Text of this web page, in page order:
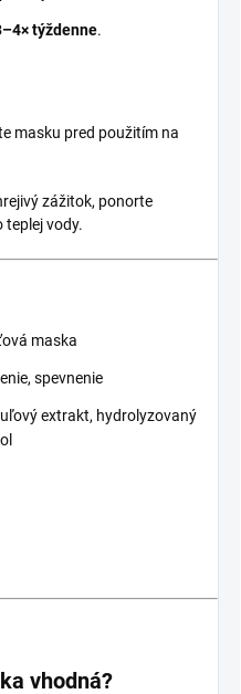
týždenne.
masku pred použitím na
zážitok, ponorte
vody.
maska
spevnenie
extrakt, hydrolyzovaný
vhodná?